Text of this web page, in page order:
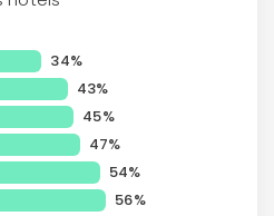
34%
43%
45%
47%
54%
56%